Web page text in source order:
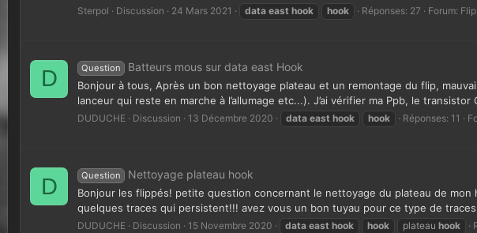
Sterpol Discussion 24 Mars 2021 data east hook hook Réponses: 27 Forum:
D Question Batteurs mous sur data east Hook
Bonjour à tous, Après un bon nettoyage plateau et un remontage du flip,
lanceur qui reste en marche à l’allumage etc...). J’ai vérifier ma Ppb, le transistor
DUDUCHE Discussion 13 Décembre 2020 data east hook hook Réponses: 11
D Question Nettoyage plateau hook
Bonjour les flippés! petite question concernant le nettoyage du plateau de
quelques traces qui persistent!!! avez vous un bon tuyau pour ce type de
DUDUCHE Discussion 15 Novembre 2020 data east hook hook plateau hook